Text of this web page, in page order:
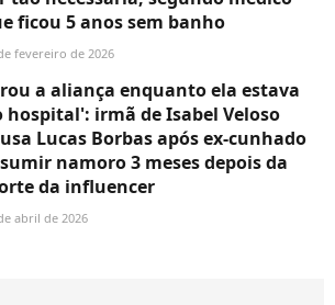
ficou 5 anos sem banho
fevereiro de 2026
a aliança enquanto ela estava
hospital': irmã de Isabel Veloso
Lucas Borbas após ex-cunhado
namoro 3 meses depois da
da influencer
abril de 2026